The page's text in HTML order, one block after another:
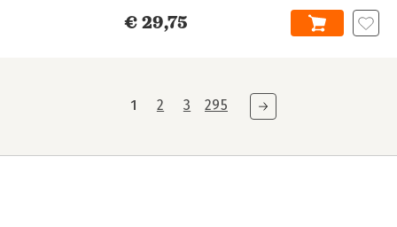
€ 29,75
1 2 3 295